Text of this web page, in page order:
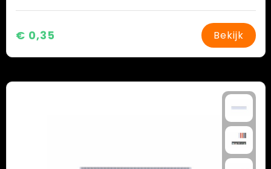
€ 0,35 Bekijk